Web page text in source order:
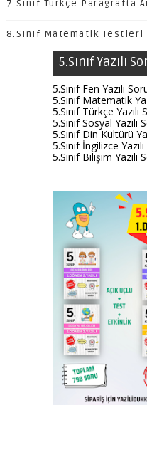
7.Sınıf Türkçe Paragrafta
8.Sınıf Matematik
5.Sınıf Yazılı
5.Sınıf Fen Yazılı
5.Sınıf Matematik
5.Sınıf Türkçe Yazılı
5.Sınıf Sosyal Yazılı
5.Sınıf Din Kültürü
5.Sınıf İngilizce
5.Sınıf Bilişim Yazılı